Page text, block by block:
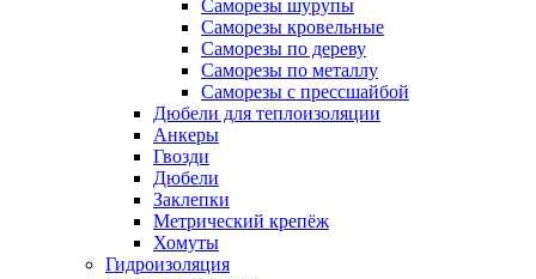
Саморезы шурупы
Саморезы кровельные
Саморезы по дереву
Саморезы по металлу
Саморезы с прессшайбой
Дюбели для теплоизоляции
Анкеры
Гвозди
Дюбели
Заклепки
Метрический крепёж
Хомуты
Гидроизоляция